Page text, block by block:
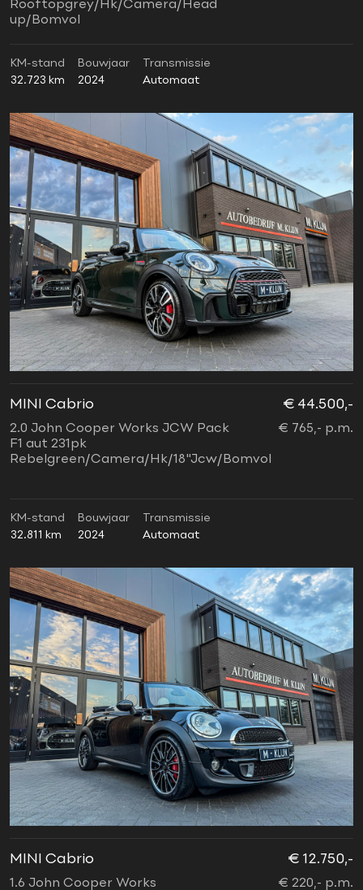
Rooftopgrey/Hk/Camera/Head
up/Bomvol
KM-stand
32.723 km
Bouwjaar
2024
Transmissie
Automaat
MINI Cabrio
2.0 John Cooper Works JCW Pack
F1 aut 231pk
Rebelgreen/Camera/Hk/18"Jcw/Bomvol
€ 44.500,-
€ 765,- p.m.
KM-stand
32.811 km
Bouwjaar
2024
Transmissie
Automaat
MINI Cabrio
1.6 John Cooper Works
€ 12.750,-
€ 220,- p.m.